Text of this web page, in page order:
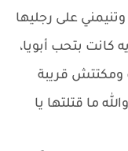
على رجليها
بتحب أبويا،
ومكتتش قريبة
ما قتلتها يا